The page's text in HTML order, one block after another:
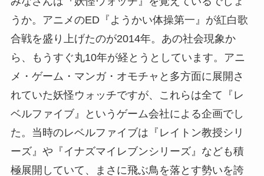
うか。アニメのED『ようかい体操第一』が紅白歌
合戦を盛り上げたのが2014年。あの社会現象か
ら、もうすぐ丸10年が経とうとしています。アニ
メ・ゲーム・マンガ・オモチャと多方面に展開さ
れていた妖怪ウォッチですが、これらは全て『レ
ベルファイブ』というゲーム会社による企画でし
た。当時のレベルファイブは『レイトン教授シリ
ーズ』や『イナズマイレブンシリーズ』なども積
極展開していて、まさに飛ぶ鳥を落とす勢いを誇